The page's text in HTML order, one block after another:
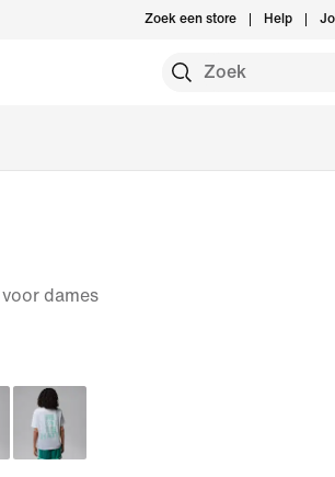
Zoek een store Help
dames